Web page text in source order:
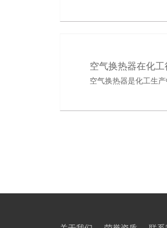
空气换热器在化
空气换热器是化工生